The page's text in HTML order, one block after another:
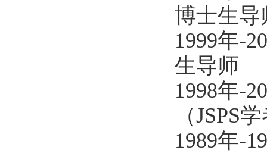
博士生导
1999年-
生导师
1998年-
（JSPS
1989年-